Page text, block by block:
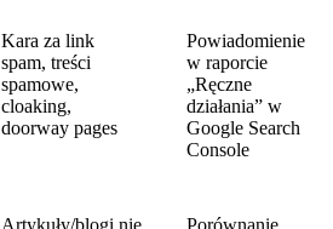
Kara za link
spam, treści
spamowe,
cloaking,
doorway pages
Powiadomienie
w raporcie
„Ręczne
działania” w
Google Search
Console